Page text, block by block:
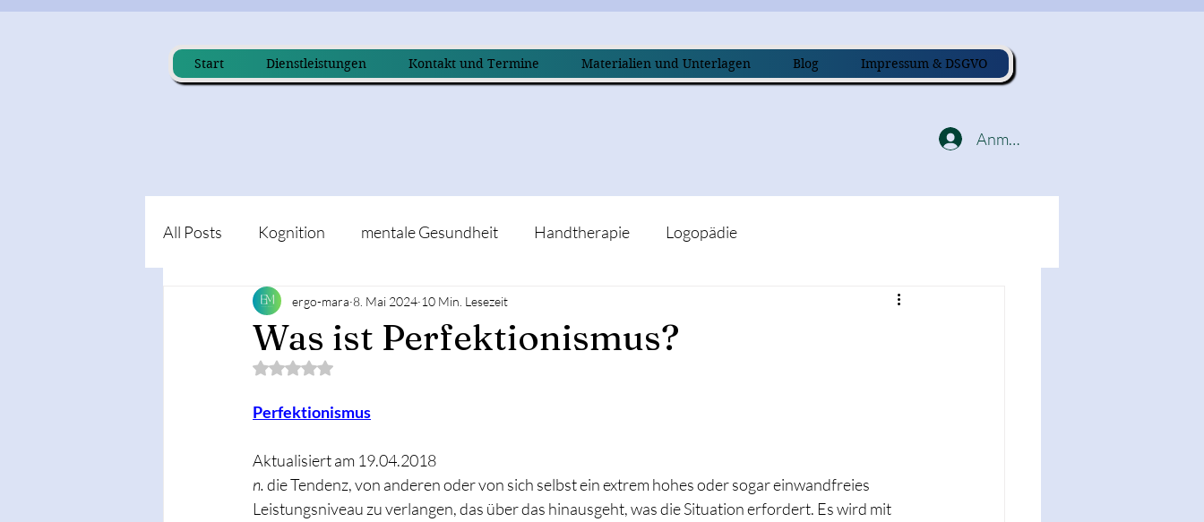
Start Dienstleistungen Kontakt und Termine Materialien und Unterlagen Blog Impressum & DSGVO
Anmelden
All Posts Kognition mentale Gesundheit Handtherapie Logopädie
Was ist Perfektionismus?
ergo-mara 8. Mai 2024 10 Min. Lesezeit
Mit NaN von 5 Sternen bewertet.
Perfektionismus
Aktualisiert am 19.04.2018
n. die Tendenz, von anderen oder von sich selbst ein extrem hohes oder sogar einwandfreies
Leistungsniveau zu verlangen, das über das hinausgeht, was die Situation erfordert. Es wird mit